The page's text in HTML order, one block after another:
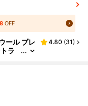
OFF
ール ブレ
ラ
4.80 (31)